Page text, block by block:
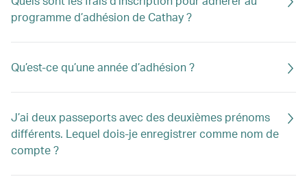
programme d’adhésion de Cathay ?
Qu’est-ce qu’une année d’adhésion ?
J’ai deux passeports avec des deuxièmes prénoms
différents. Lequel dois-je enregistrer comme nom de
compte ?